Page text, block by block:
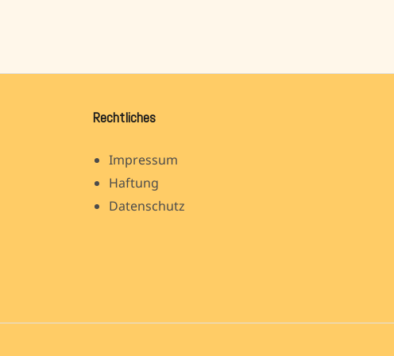
Rechtliches
Impressum
Haftung
Datenschutz